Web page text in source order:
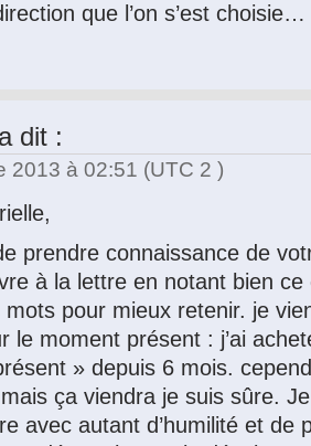
que l’on s’est
a dit :
2013 à 02:51 (UTC 2 )
prendre connaissance de
à la lettre en notant bien ce
pour mieux retenir. je
le moment présent : j’ai
» depuis 6 mois.
ça viendra je suis sûre.
avec autant d’humilité et de